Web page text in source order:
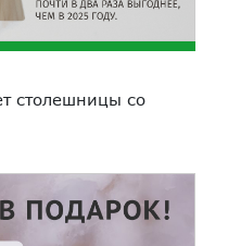
столешницы со